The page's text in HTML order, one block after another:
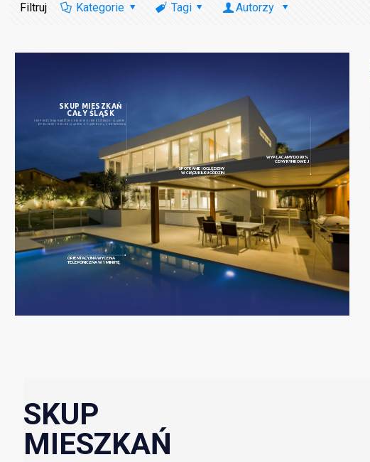
Filtruj Kategorie Tagi Autorzy
SKUP MIESZKAŃ
CAŁY ŚLĄSK
SKUP MIESZKAŃ NAWET W 3 DNI W WOJEWÓDZTWACH: ŚLĄSKIM,
OPOLSKIM I DOLNOŚLĄSKIM, Z PŁATNOŚCIĄ U NOTARIUSZA
ORIENTACYJNA WYCENA
TELEFONICZNA W 1 MINUTĘ
SPOTKANIE I OGLĘDZNY
W CIĄGU KILKU GODZIN
WYPŁACAMY DO 90%
CENY RYNKOWEJ
SKUP
MIESZKAŃ